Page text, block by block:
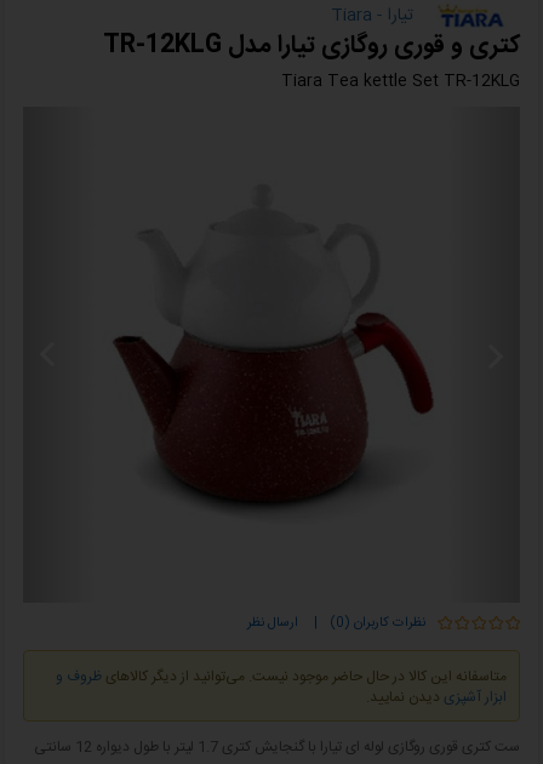
تیارا - Tiara
کتری و قوری روگازی تیارا مدل TR-12KLG
Tiara Tea kettle Set TR-12KLG
نظرات کاربران (0) | ارسال نظر
متاسفانه این کالا در حال حاضر موجود نیست. می‌توانید از دیگر کالاهایظروف و
ابزار آشپزی دیدن نمایید.
ست کتری قوری روگازی لوله ای تیارا با گنجایش کتری 1.7 لیتر با طول دیواره 12 سانتی